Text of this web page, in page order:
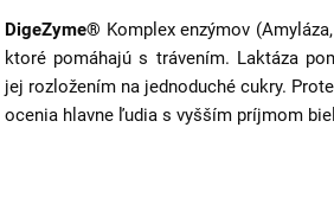
DigeZyme® Komplex enzýmov
ktoré pomáhajú s trávením. Laktáza
jej rozložením na jednoduché cukry.
ocenia hlavne ľudia s vyšším príjmom